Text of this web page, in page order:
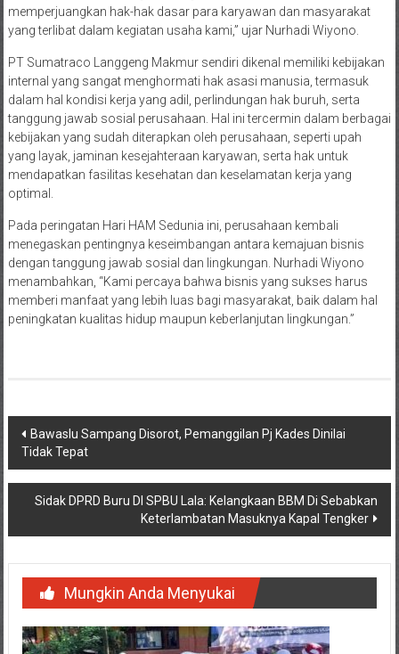
memperjuangkan hak-hak dasar para karyawan dan masyarakat
yang terlibat dalam kegiatan usaha kami,” ujar Nurhadi Wiyono.
PT Sumatraco Langgeng Makmur sendiri dikenal memiliki kebijakan
internal yang sangat menghormati hak asasi manusia, termasuk
dalam hal kondisi kerja yang adil, perlindungan hak buruh, serta
tanggung jawab sosial perusahaan. Hal ini tercermin dalam berbagai
kebijakan yang sudah diterapkan oleh perusahaan, seperti upah
yang layak, jaminan kesejahteraan karyawan, serta hak untuk
mendapatkan fasilitas kesehatan dan keselamatan kerja yang
optimal.
Pada peringatan Hari HAM Sedunia ini, perusahaan kembali
menegaskan pentingnya keseimbangan antara kemajuan bisnis
dengan tanggung jawab sosial dan lingkungan. Nurhadi Wiyono
menambahkan, “Kami percaya bahwa bisnis yang sukses harus
memberi manfaat yang lebih luas bagi masyarakat, baik dalam hal
peningkatan kualitas hidup maupun keberlanjutan lingkungan.”
Navigasi
pos
Bawaslu Sampang Disorot, Pemanggilan Pj Kades Dinilai
Tidak Tepat
Sidak DPRD Buru DI SPBU Lala: Kelangkaan BBM Di Sebabkan
Keterlambatan Masuknya Kapal Tengker
Mungkin Anda Menyukai